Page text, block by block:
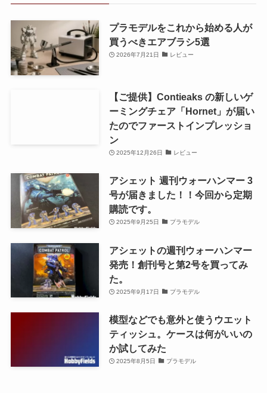
プラモデルをこれから始める人が
買うべきエアブラシ5選
2026年7月21日 レビュー
【ご提供】Contieaks の新しいゲ
ーミングチェア「Hornet」が届い
たのでファーストインプレッショ
ン
2025年12月26日 レビュー
アシェット 週刊ウォーハンマー 3
号が届きました！！今回から定期
購読です。
2025年9月25日 プラモデル
アシェットの週刊ウォーハンマー
発売！創刊号と第2号を買ってみ
た。
2025年9月17日 プラモデル
模型などでも意外と使うウエット
ティッシュ。ケースは何がいいの
か試してみた
2025年8月5日 プラモデル